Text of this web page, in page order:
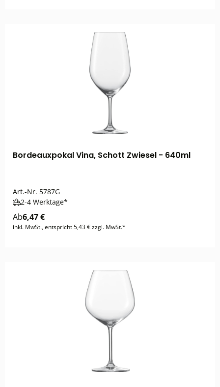
Bordeauxpokal Vina, Schott Zwiesel - 640ml
Art.-Nr. 5787G
2-4 Werktage*
Ab6,47 €
inkl. MwSt., entspricht 5,43 € zzgl. MwSt.*